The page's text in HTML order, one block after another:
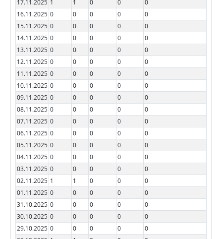
17.11.2025 1 1 0 0
0
16.11.2025 0 0 0 0
0
15.11.2025 0 0 0 0
0
14.11.2025 0 0 0 0
0
13.11.2025 0 0 0 0
0
12.11.2025 0 0 0 0
0
11.11.2025 0 0 0 0
0
10.11.2025 0 0 0 0
0
09.11.2025 0 0 0 0
0
08.11.2025 0 0 0 0
0
07.11.2025 0 0 0 0
0
06.11.2025 0 0 0 0
0
05.11.2025 0 0 0 0
0
04.11.2025 0 0 0 0
0
03.11.2025 0 0 0 0
0
02.11.2025 1 1 0 0
0
01.11.2025 0 0 0 0
0
31.10.2025 0 0 0 0
0
30.10.2025 0 0 0 0
0
29.10.2025 0 0 0 0
0